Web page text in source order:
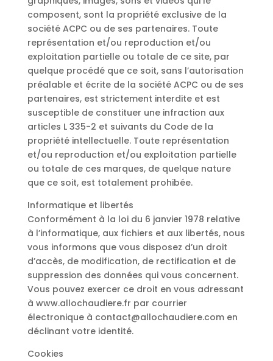
composent, sont la propriété exclusive de la
société ACPC ou de ses partenaires. Toute
représentation et/ou reproduction et/ou
exploitation partielle ou totale de ce site, par
quelque procédé que ce soit, sans l’autorisation
préalable et écrite de la société ACPC ou de ses
partenaires, est strictement interdite et est
susceptible de constituer une infraction aux
articles L 335-2 et suivants du Code de la
propriété intellectuelle. Toute représentation
et/ou reproduction et/ou exploitation partielle
ou totale de ces marques, de quelque nature
que ce soit, est totalement prohibée.
Informatique et libertés
Conformément à la loi du 6 janvier 1978 relative
à l’informatique, aux fichiers et aux libertés, nous
vous informons que vous disposez d’un droit
d’accès, de modification, de rectification et de
suppression des données qui vous concernent.
Vous pouvez exercer ce droit en vous adressant
à www.allochaudiere.fr par courrier
électronique à contact@allochaudiere.comen
déclinant votre identité.
Cookies